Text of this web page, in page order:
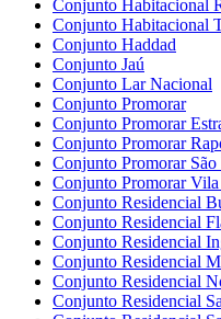
Conjunto Habitacional
Conjunto Habitacional
Conjunto Haddad
Conjunto Jaú
Conjunto Lar Nacional
Conjunto Promorar
Conjunto Promorar
Conjunto Promorar
Conjunto Promorar
Conjunto Promorar
Conjunto Residencial
Conjunto Residencial
Conjunto Residencial
Conjunto Residencial
Conjunto Residencial
Conjunto Residencial